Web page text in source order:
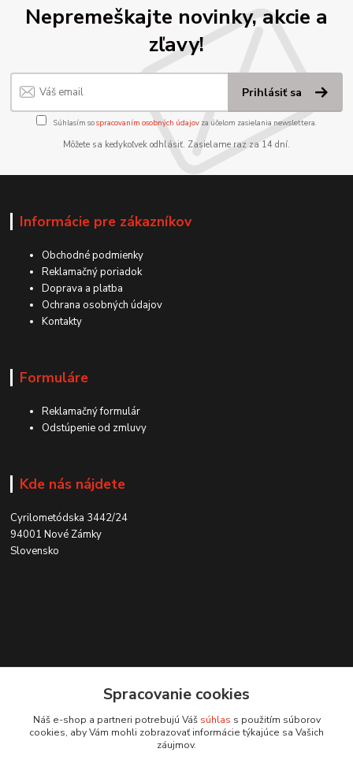
Nepremeškajte novinky, akcie a
zľavy!
Prihlásiť sa
Súhlasím sospracovaním osobných údajov za účelom zasielania newslettera.
Môžete sa kedykoľvek odhlásiť. Zasielame raz za 14 dní.
Informácie pre zákazníkov
Obchodné podmienky
Reklamačný poriadok
Doprava a platba
Ochrana osobných údajov
Kontakty
Formuláre
Reklamačný formulár
Odstúpenie od zmluvy
Kde nás nájdete
Cyrilometódska 3442/24
94001 Nové Zámky
Slovensko
0915 707 737
(Po-Pia, 8-15 hod.)
Spracovanie cookies
Náš e-shop a partneri potrebujú Váš súhlas s použitím súborov
cookies, aby Vám mohli zobrazovať informácie týkajúce sa Vašich
záujmov.